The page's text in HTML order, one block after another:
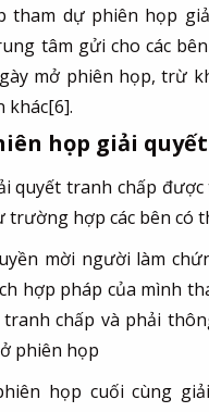
tham dự phiên họp
tâm gửi cho các
mở phiên họp, trừ
khác[6].
họp giải
quyết tranh chấp
trường hợp các bên có
mời người làm
hợp pháp của mình
chấp và phải
phiên họp
họp cuối cùng